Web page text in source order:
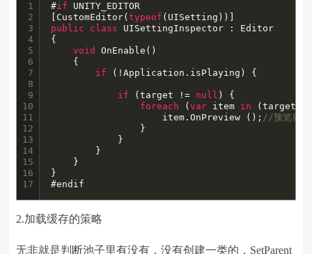
1
2
3
4
5
6
7
8
9
10
11
12
13
14
15
16
17
#if UNITY_EDITOR
[CustomEditor(typeof
public
class UISettingInspector : Editor
{
void
OnEnable()
if (!Application.isPlaying) {
if (target != null ) {
foreach (var item in (target
					item.OnPreview ();
//预览界面
}
#endif
2.加载缓存的策略
无非就是判断池子里有没有，没有创建一类的，SetParent